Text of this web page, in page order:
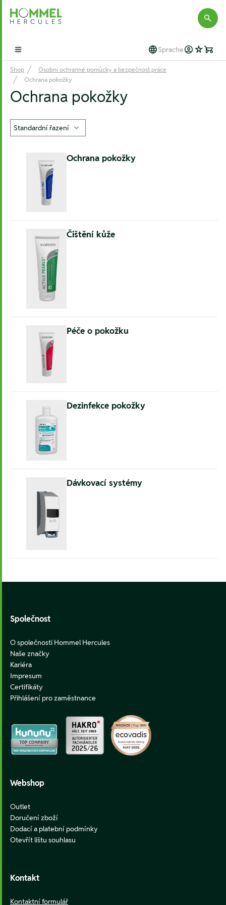
Hommel Hercules
Open main menu Sprache
Shop
Osobní ochranné pomůcky a bezpečnost práce
Ochrana pokožky
Ochrana pokožky
Ochrana pokožky
Čištění kůže
Péče o pokožku
Dezinfekce pokožky
Dávkovací systémy
Společnost
O společnosti Hommel Hercules
Naše značky
Kariéra
Impresum
Certifikáty
Přihlášení pro zaměstnance
Webshop
Outlet
Doručení zboží
Dodací a platební podmínky
Otevřít lištu souhlasu
Kontakt
Kontaktní formulář